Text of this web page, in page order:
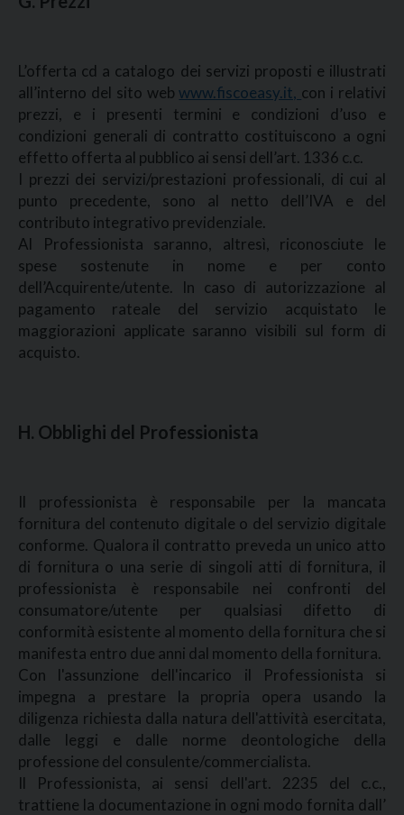
L’offerta cd a catalogo dei servizi proposti e illustrati
all’interno del sito webwww.fiscoeasy.it, con i relativi
prezzi, e i presenti termini e condizioni d’uso e
condizioni generali di contratto costituiscono a ogni
effetto offerta al pubblico ai sensi dell’art. 1336 c.c.
I prezzi dei servizi/prestazioni professionali, di cui al
punto precedente, sono al netto dell’IVA e del
contributo integrativo previdenziale.
Al Professionista saranno, altresì, riconosciute le
spese sostenute in nome e per conto
dell’Acquirente/utente. In caso di autorizzazione al
pagamento rateale del servizio acquistato le
maggiorazioni applicate saranno visibili sul form di
acquisto.
H. Obblighi del Professionista
Il professionista è responsabile per la mancata
fornitura del contenuto digitale o del servizio digitale
conforme. Qualora il contratto preveda un unico atto
di fornitura o una serie di singoli atti di fornitura, il
professionista è responsabile nei confronti del
consumatore/utente per qualsiasi difetto di
conformità esistente al momento della fornitura che si
manifesta entro due anni dal momento della fornitura.
Con l'assunzione dell'incarico il Professionista si
impegna a prestare la propria opera usando la
diligenza richiesta dalla natura dell'attività esercitata,
dalle leggi e dalle norme deontologiche della
professione del consulente/commercialista.
Il Professionista, ai sensi dell'art. 2235 del c.c.,
trattiene la documentazione in ogni modo fornita dall’